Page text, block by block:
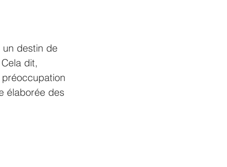
un destin de
dit,
élaborée des